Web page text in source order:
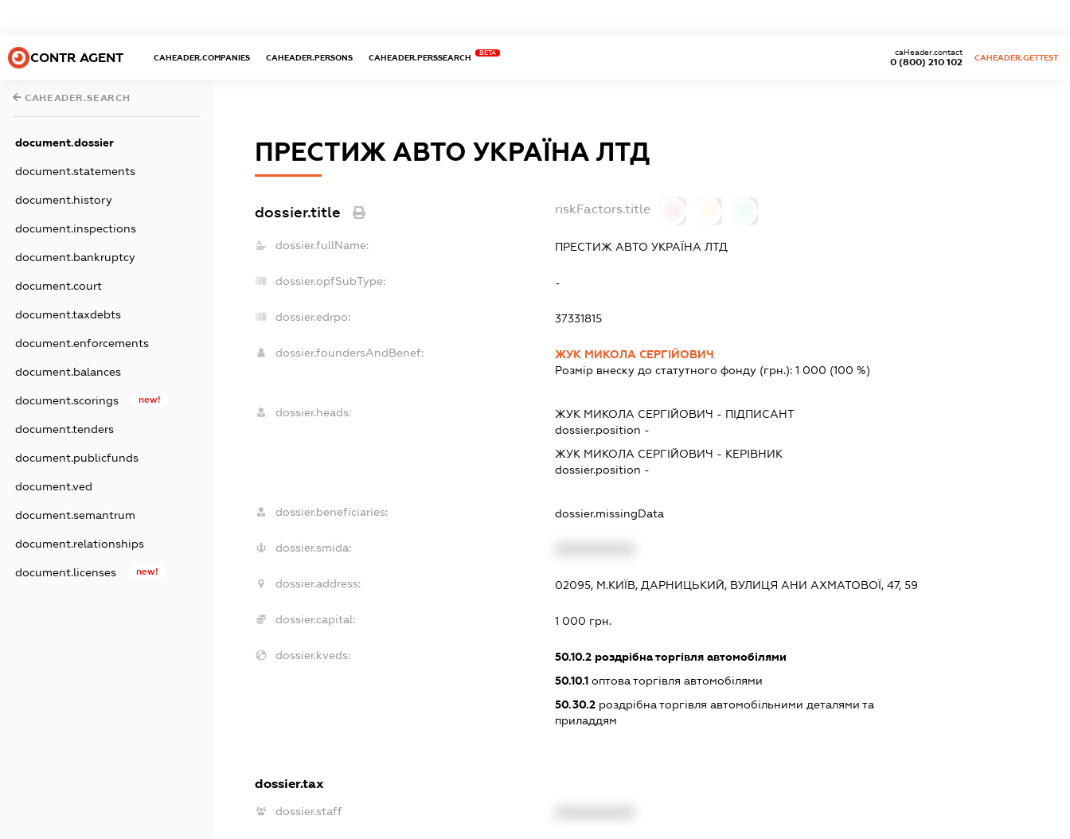
CONTR AGENT CAHEADER.COMPANIES CAHEADER.PERSONS CAHEADER.PERSSEARCH
BETA
0 (800) 210 102
caHeader.contact
CAHEADER.GETTEST
CAHEADER.SEARCH
document.dossier
document.statements
document.history
document.inspections
document.bankruptcy
document.court
document.taxdebts
document.enforcements
document.balances
document.scorings new!
document.tenders
document.publicfunds
document.ved
document.semantrum
document.relationships
document.licenses new!
ПРЕСТИЖ АВТО УКРАЇНА ЛТД
dossier.title riskFactors.title
dossier.fullName: ПРЕСТИЖ АВТО УКРАЇНА ЛТД
dossier.opfSubType: -
dossier.edrpo: 37331815
dossier.foundersAndBenef:
ЖУК МИКОЛА СЕРГІЙОВИЧ
Розмір внеску до статутного фонду (грн.):1 000 (100 %)
dossier.heads: ЖУК МИКОЛА СЕРГІЙОВИЧ - ПІДПИСАНТ
dossier.position -
ЖУК МИКОЛА СЕРГІЙОВИЧ - КЕРІВНИК
dossier.position -
dossier.beneficiaries: dossier.missingData
dossier.smida:
dossier.address: 02095, М.КИЇВ, ДАРНИЦЬКИЙ, ВУЛИЦЯ АНИ АХМАТОВОЇ, 47, 59
dossier.capital: 1 000 грн.
dossier.kveds: 50.10.2 роздрібна торгівля автомобілями
50.10.1 оптова торгівля автомобілями
50.30.2 роздрібна торгівля автомобільними деталями та
приладдям
dossier.tax
dossier.staff